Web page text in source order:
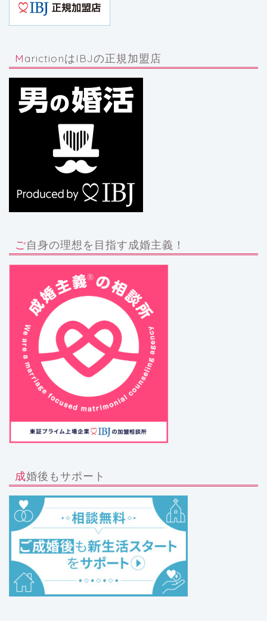
MarictionはIBJの正規加盟店
ご自身の理想を目指す成婚主義！
成婚後もサポート